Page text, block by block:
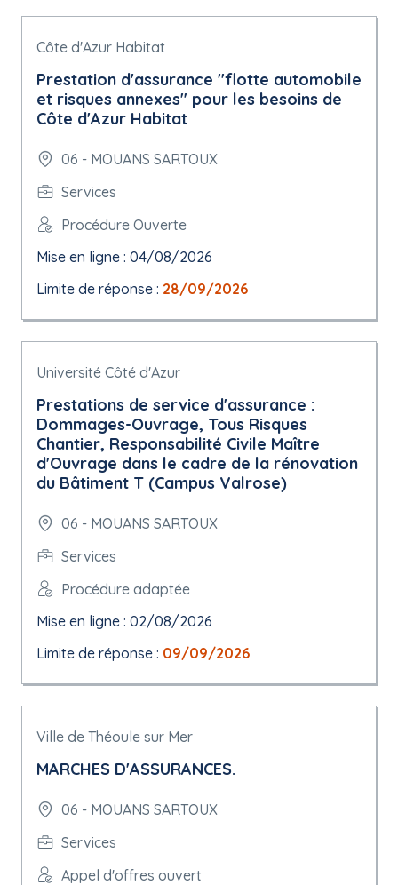
Côte d'Azur Habitat
Prestation d'assurance "flotte automobile
et risques annexes" pour les besoins de
Côte d'Azur Habitat
06 - MOUANS SARTOUX
Services
Procédure Ouverte
Mise en ligne : 04/08/2026
Limite de réponse : 28/09/2026
Université Côté d'Azur
Prestations de service d'assurance :
Dommages-Ouvrage, Tous Risques
Chantier, Responsabilité Civile Maître
d'Ouvrage dans le cadre de la rénovation
du Bâtiment T (Campus Valrose)
06 - MOUANS SARTOUX
Services
Procédure adaptée
Mise en ligne : 02/08/2026
Limite de réponse : 09/09/2026
Ville de Théoule sur Mer
MARCHES D'ASSURANCES.
06 - MOUANS SARTOUX
Services
Appel d'offres ouvert